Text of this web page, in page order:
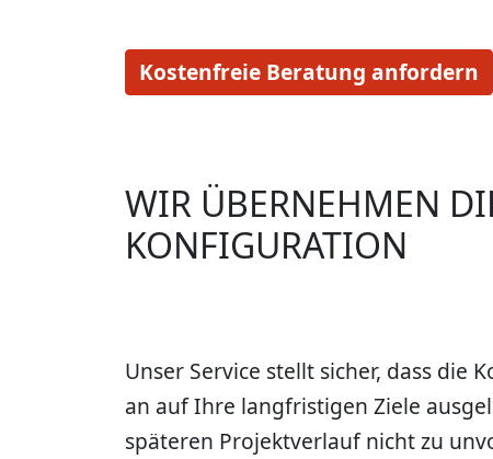
Kostenfreie Beratung anfordern
WIR ÜBERNEHMEN
KONFIGURATION
Unser Service stellt sicher, dass die
an auf Ihre langfristigen Ziele
späteren Projektverlauf nicht zu